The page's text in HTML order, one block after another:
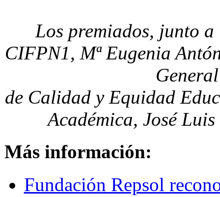
Los premiados, junto
CIFPN1, Mª Eugenia
General
de Calidad y Equidad
Académica, José
Más información:
Fundación Repsol